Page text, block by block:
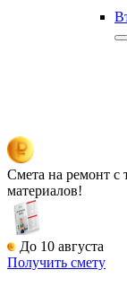
Смета на ремонт с
материалов!
До 10 августа
Получить смету